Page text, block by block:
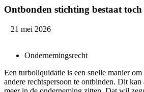
Ontbonden stichting bestaat toch
21 mei 2026
Ondernemingsrecht
Een turboliquidatie is een snelle manier
andere rechtspersoon te ontbinden. Dit kan